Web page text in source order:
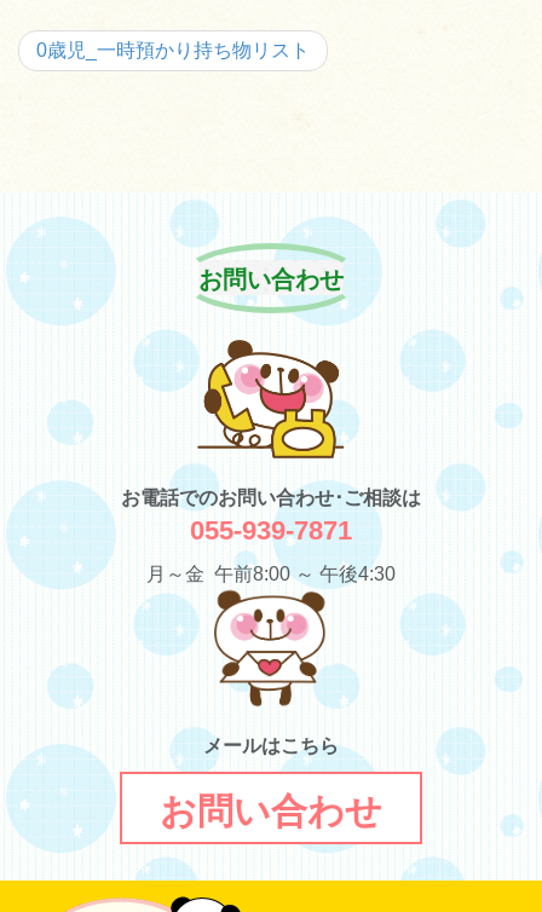
0歳児_一時預かり持ち物リスト
お問い合わせ
お電話でのお問い合わせ･ご相談は
055-939-7871
月～金 午前8:00 ～ 午後4:30
メールはこちら
お問い合わせ